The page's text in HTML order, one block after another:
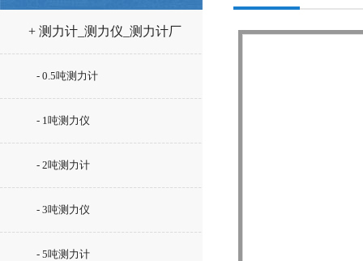
+ 测力计_测力仪_测力计厂
- 0.5吨测力计
- 1吨测力仪
- 2吨测力计
- 3吨测力仪
- 5吨测力计